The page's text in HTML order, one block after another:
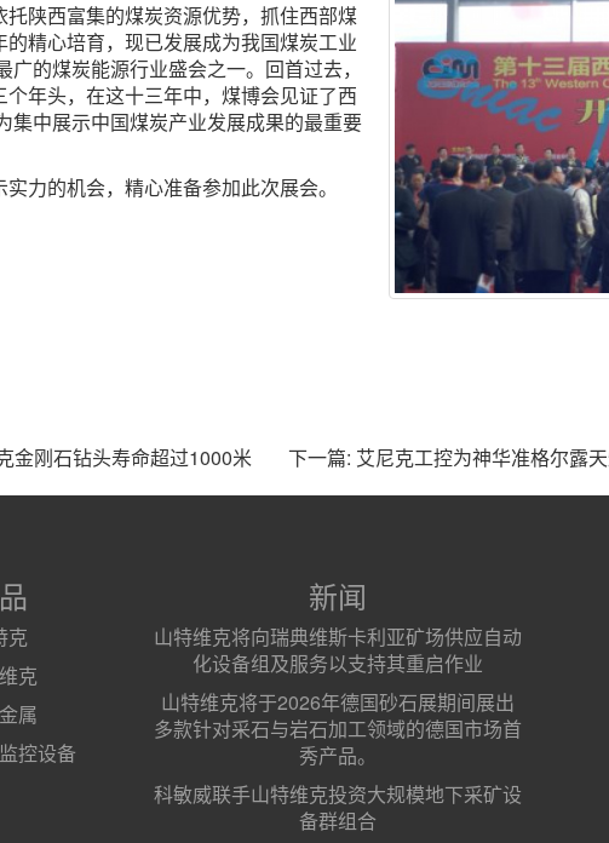
陕西富集的煤炭资源优势，抓住西部煤
精心培育，现已发展成为我国煤炭工业
的煤炭能源行业盛会之一。回首过去，
年头，在这十三年中，煤博会见证了西
集中展示中国煤炭产业发展成果的最重要
力的机会，精心准备参加此次展会。
金刚石钻头寿命超过1000米 下一篇: 艾尼克工控为神华准格尔露
克
克
属
控设备
新闻
山特维克将向瑞典维斯卡利亚矿场供应自动
化设备组及服务以支持其重启作业
山特维克将于2026年德国砂石展期间展出
多款针对采石与岩石加工领域的德国市场首
秀产品。
科敏威联手山特维克投资大规模地下采矿设
备群组合